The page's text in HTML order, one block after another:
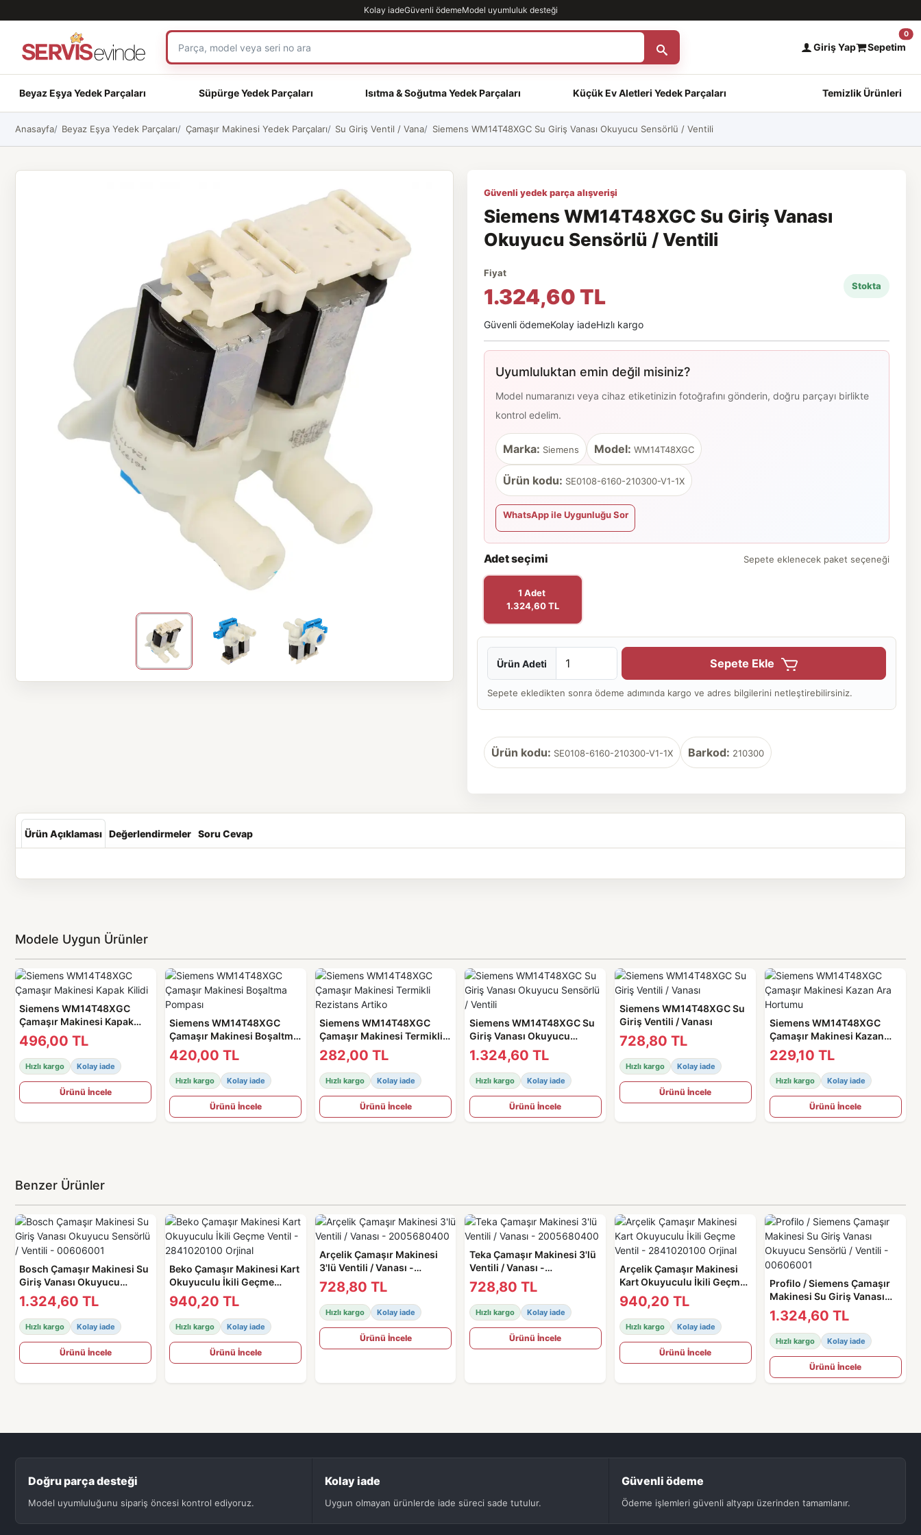
Kolay iadeGüvenli ödemeModel uyumluluk desteği
Giriş Yap Sepetim
0
Beyaz Eşya Yedek Parçaları Süpürge Yedek Parçaları Isıtma & Soğutma Yedek Parçaları Küçük Ev Aletleri Yedek Parçaları Temizlik Ürünleri
Anasayfa Beyaz Eşya Yedek Parçaları Çamaşır Makinesi Yedek Parçaları Su Giriş Ventil / Vana Siemens WM14T48XGC Su Giriş Vanası Okuyucu Sensörlü / Ventili
Güvenli yedek parça alışverişi
Siemens WM14T48XGC Su Giriş Vanası
Okuyucu Sensörlü / Ventili
Fiyat
1.324,60 TL Stokta
Güvenli ödemeKolay iadeHızlı kargo
Uyumluluktan emin değil misiniz?
Model numaranızı veya cihaz etiketinizin fotoğrafını gönderin, doğru parçayı birlikte
kontrol edelim.
Marka: Siemens Model: WM14T48XGC
Ürün kodu: SE0108-6160-210300-V1-1X
WhatsApp ile Uygunluğu Sor
Adet seçimi Sepete eklenecek paket seçeneği
1 Adet
1.324,60 TL
Ürün Adeti Sepete Ekle
Sepete ekledikten sonra ödeme adımında kargo ve adres bilgilerini netleştirebilirsiniz.
Ürün kodu: SE0108-6160-210300-V1-1X Barkod: 210300
Ürün Açıklaması Değerlendirmeler Soru Cevap
Modele Uygun Ürünler
Siemens WM14T48XGC
Çamaşır Makinesi Kapak
Kilidi
496,00 TL
Hızlı kargo Kolay iade
Ürünü İncele
Siemens WM14T48XGC
Çamaşır Makinesi Boşaltma
Pompası
420,00 TL
Hızlı kargo Kolay iade
Ürünü İncele
Siemens WM14T48XGC
Çamaşır Makinesi Termikli
Rezistans Artiko
282,00 TL
Hızlı kargo Kolay iade
Ürünü İncele
Siemens WM14T48XGC Su
Giriş Vanası Okuyucu
Sensörlü / Ventili
1.324,60 TL
Hızlı kargo Kolay iade
Ürünü İncele
Siemens WM14T48XGC Su
Giriş Ventili / Vanası
728,80 TL
Hızlı kargo Kolay iade
Ürünü İncele
Siemens WM14T48XGC
Çamaşır Makinesi Kazan
Ara Hortumu
229,10 TL
Hızlı kargo Kolay iade
Ürünü İncele
Benzer Ürünler
Bosch Çamaşır Makinesi Su
Giriş Vanası Okuyucu
Sensörlü / Ventili -
00606001
1.324,60 TL
Hızlı kargo Kolay iade
Ürünü İncele
Beko Çamaşır Makinesi Kart
Okuyuculu İkili Geçme
Ventil - 2841020100 Orjinal
940,20 TL
Hızlı kargo Kolay iade
Ürünü İncele
Arçelik Çamaşır Makinesi
3'lü Ventili / Vanası -
2005680400
728,80 TL
Hızlı kargo Kolay iade
Ürünü İncele
Teka Çamaşır Makinesi 3'lü
Ventili / Vanası -
2005680400
728,80 TL
Hızlı kargo Kolay iade
Ürünü İncele
Arçelik Çamaşır Makinesi
Kart Okuyuculu İkili Geçme
Ventil - 2841020100 Orjinal
940,20 TL
Hızlı kargo Kolay iade
Ürünü İncele
Profilo / Siemens Çamaşır
Makinesi Su Giriş Vanası
Okuyucu Sensörlü / Ventili -
00606001
1.324,60 TL
Hızlı kargo Kolay iade
Ürünü İncele
Doğru parça desteği
Model uyumluluğunu sipariş öncesi kontrol ediyoruz.
Kolay iade
Uygun olmayan ürünlerde iade süreci sade tutulur.
Güvenli ödeme
Ödeme işlemleri güvenli altyapı üzerinden tamamlanır.